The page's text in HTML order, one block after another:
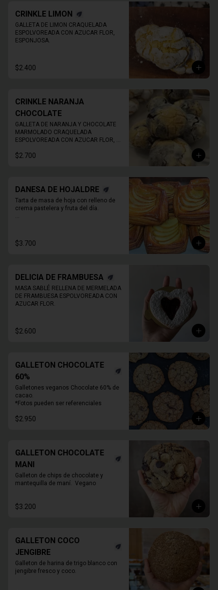
CRINKLE LIMON
GALLETA DE LIMON CRAQUELADA
ESPOLVOREADA CON AZUCAR FLOR,
ESPONJOSA.
$2.400
CRINKLE NARANJA
CHOCOLATE
GALLETA DE NARANJA Y CHOCOLATE
MARMOLADO CRAQUELADA
ESPOLVOREADA CON AZUCAR FLOR,
$2.700
DANESA DE HOJALDRE
Tarta de masa de hoja con relleno de
crema pastelera y fruta del día.
despacho*
** FOTO  REFERENCIAL
$3.700
DELICIA DE FRAMBUESA
MASA SABLÉ RELLENA DE MERMELADA
DE FRAMBUESA ESPOLVOREADA CON
AZUCAR FLOR.
$2.600
GALLETON CHOCOLATE
60%
Galletones veganos Chocolate 60% de
cacao.
*Fotos pueden ser referenciales
$2.950
GALLETON CHOCOLATE
MANI
Galleton de chips de chocolate y
mantequilla de maní.  Vegano
$3.200
GALLETON COCO
JENGIBRE
Galleton de harina de trigo blanco con
jengibre fresco y coco.